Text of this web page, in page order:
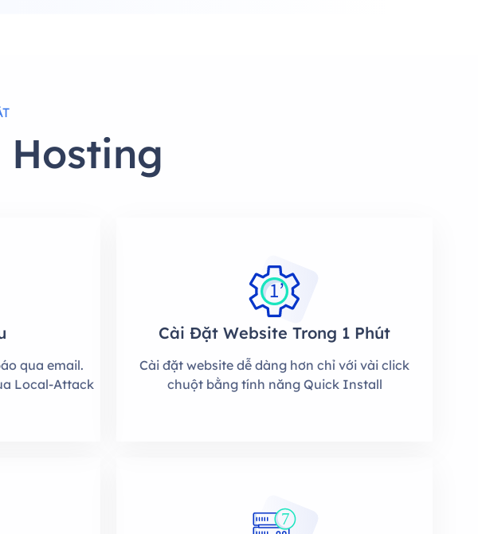
Hosting
qua email.
Local-Attack
Cài Đặt Website Trong 1 Phút
Cài đặt website dễ dàng hơn chỉ với vài click
chuột bằng tính năng Quick Install
7